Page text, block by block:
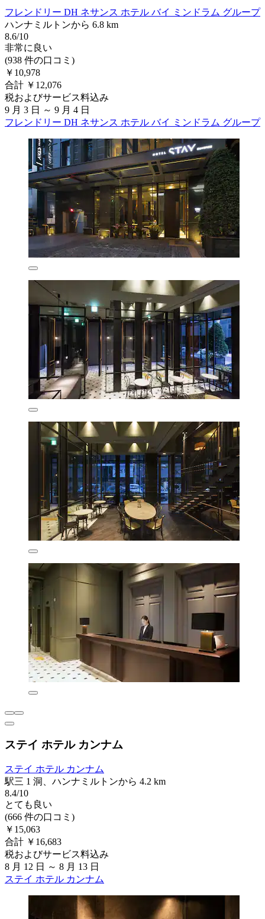
フレンドリー DH ネサンス ホテル バイ ミンドラム グループ
ハンナミルトンから 6.8 km
8.6/10
非常に良い
(938 件の口コミ)
￥10,978
合計 ￥12,076
税およびサービス料込み
9 月 3 日 ～ 9 月 4 日
フレンドリー DH ネサンス ホテル バイ ミンドラム グループ
ステイ ホテル カンナム
ステイ ホテル カンナム
駅三 1 洞、ハンナミルトンから 4.2 km
8.4/10
とても良い
(666 件の口コミ)
￥15,063
合計 ￥16,683
税およびサービス料込み
8 月 12 日 ～ 8 月 13 日
ステイ ホテル カンナム